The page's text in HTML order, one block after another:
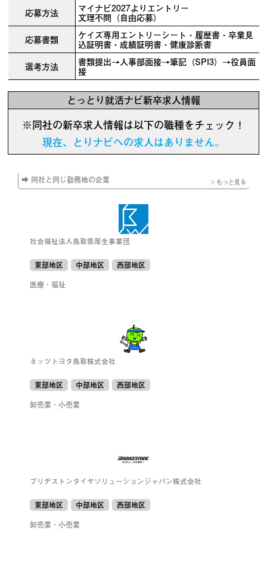
応募方法
マイナビ2027よりエントリー
文理不問（自由応募）
応募書類
ケイズ専用エントリーシート・履歴書・卒業見
込証明書・成績証明書・健康診断書
選考方法
書類提出→人事部面接→筆記（SPI3）→役員面
接
とっとり就活ナビ新卒求人情報
※同社の新卒求人情報は以下の職種をチェック！
現在、とりナビへの求人はありません。
➡ 同社と同じ勤務地の企業 > もっと見る
社会福祉法人鳥取県厚生事業団
東部地区 中部地区
西部地区
医療・福祉
ネッツトヨタ鳥取株式会社
東部地区 中部地区
西部地区
卸売業・小売業
ブリヂストンタイヤソリューションジャパン株式会社
東部地区 中部地区
西部地区
卸売業・小売業